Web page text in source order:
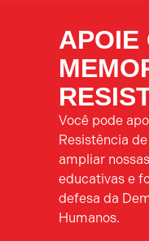
APOIE
Você pode
Resistência
ampliar
educativas e
defesa da
Humanos.